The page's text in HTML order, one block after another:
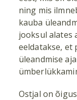
ning mis
kauba
jooksul alates
eeldatakse, et
üleandmise
Ostjal on